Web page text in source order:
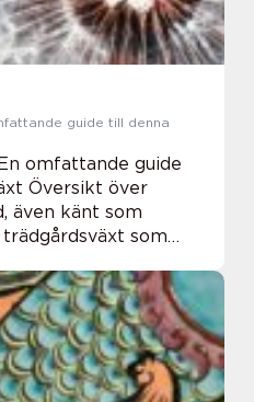
guide till denna
omfattande guide
Översikt över
även känt som
som
Denna artikel